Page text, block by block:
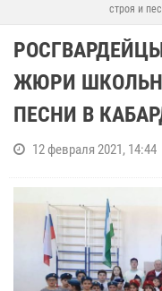
строя и
ЖЮРИ
ПЕСНИ В
12 февраля 2021, 14:44